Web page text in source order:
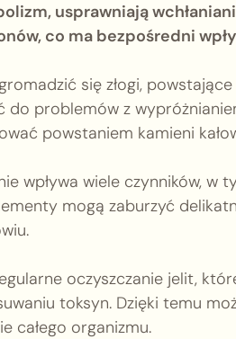
usprawniają
co ma bezpośredni
się złogi,
do problemów z
powstaniem kamieni
wpływa wiele czynników,
mogą zaburzyć
oczyszczanie jelit,
toksyn. Dzięki temu
całego organizmu.